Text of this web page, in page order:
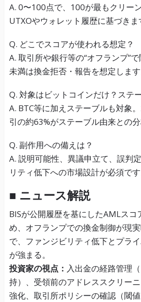
A. 0〜100点で、100が最もクリー
UTXOやウォレット履歴に基づきま
Q. どこでスコアが使われる想定？
A. 取引所や銀行等の“オフランプ”
未満は換金拒否・報告を想定します
Q. 対象はビットコインだけ？ステ
A. BTC等に加えステーブルも対象
引の約63%がステーブル由来との分
Q. 副作用への備えは？
A. 説明可能性、異議申立て、誤判
リティ低下への市場設計が必須です
■ ニュース解説
BISが公開履歴を基にしたAMLスコ
め、オフランプでの換金制御が現
で、ファンジビリティ低下とプラ
が強まる。
投資家の視点： 入出金の経路管理
持）、受領前のアドレススクリー
強化、取引所ポリシーの確認（閾